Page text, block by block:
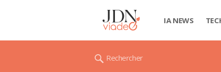
IA NEWS
Rechercher